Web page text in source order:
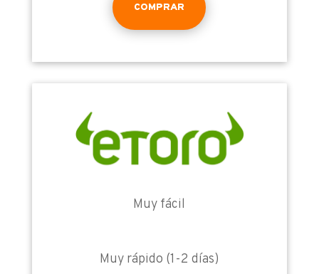
COMPRAR
Muy fácil
Muy rápido (1-2 días)